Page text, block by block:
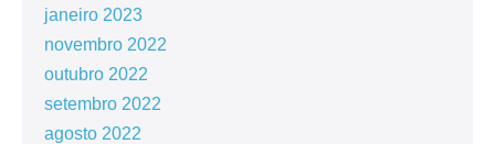
janeiro 2023
novembro 2022
outubro 2022
setembro 2022
agosto 2022